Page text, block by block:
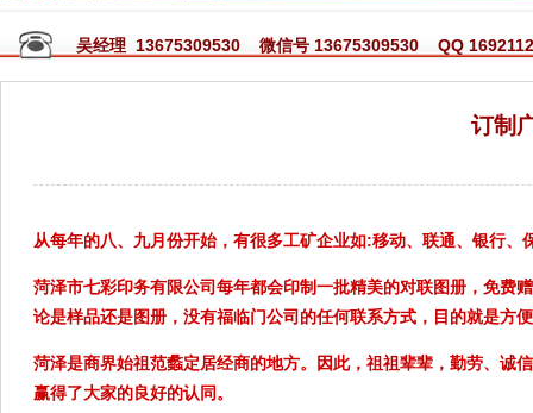
吴经理 13675309530 微信号 13675309530 QQ
订制
从每年的八、九月份开始，有很多工矿企业如:移动、联通、银行
菏泽市七彩印务有限公司每年都会印制一批精美的对联图册，免费
论是样品还是图册，没有福临门公司的任何联系方式，目的就是方
菏泽是商界始祖范蠡定居经商的地方。因此，祖祖辈辈，勤劳、诚
赢得了大家的良好的认同。